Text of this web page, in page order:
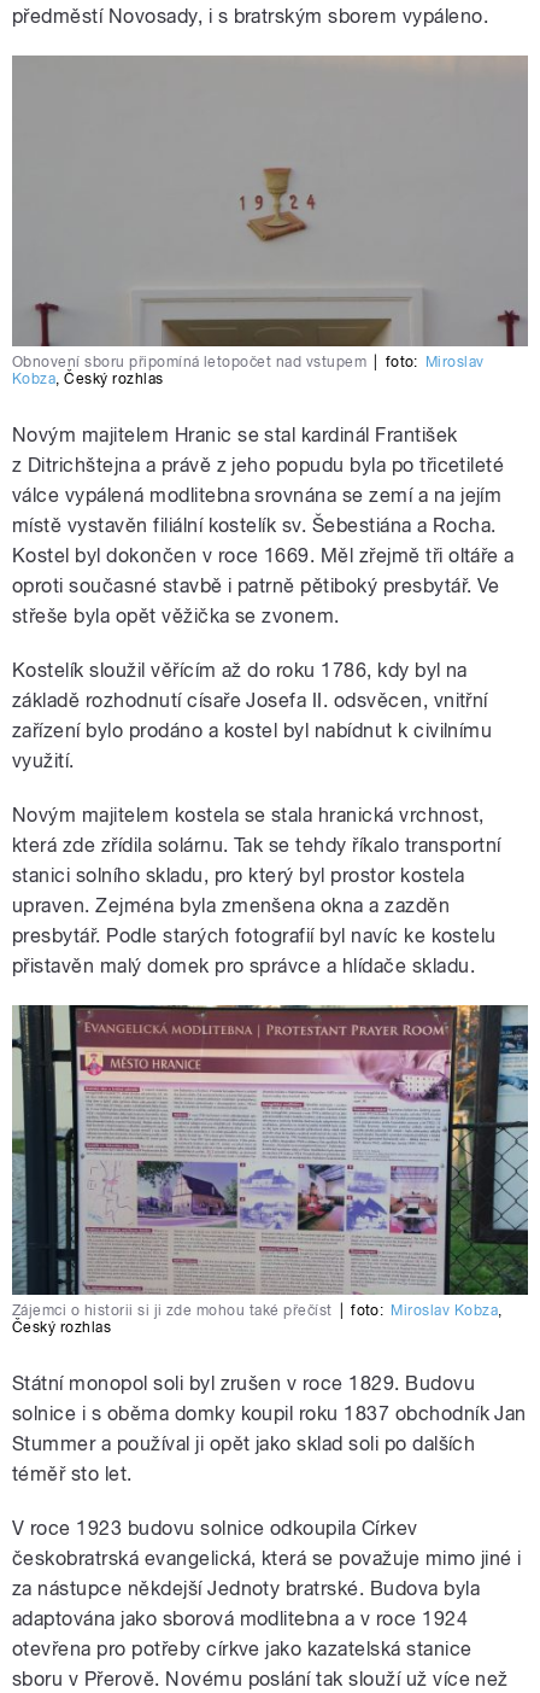
předměstí Novosady, i s bratrským sborem vypáleno.
Obnovení sboru připomíná letopočet nad vstupem foto: Miroslav
Kobza ,Český rozhlas
Novým majitelem Hranic se stal kardinál František
z Ditrichštejna a právě z jeho popudu byla po třicetileté
válce vypálená modlitebna srovnána se zemí a na jejím
místě vystavěn filiální kostelík sv. Šebestiána a Rocha.
Kostel byl dokončen v roce 1669. Měl zřejmě tři oltáře a
oproti současné stavbě i patrně pětiboký presbytář. Ve
střeše byla opět věžička se zvonem.
Kostelík sloužil věřícím až do roku 1786, kdy byl na
základě rozhodnutí císaře Josefa II. odsvěcen, vnitřní
zařízení bylo prodáno a kostel byl nabídnut k civilnímu
využití.
Novým majitelem kostela se stala hranická vrchnost,
která zde zřídila solárnu. Tak se tehdy říkalo transportní
stanici solního skladu, pro který byl prostor kostela
upraven. Zejména byla zmenšena okna a zazděn
presbytář. Podle starých fotografií byl navíc ke kostelu
přistavěn malý domek pro správce a hlídače skladu.
Zájemci o historii si ji zde mohou také přečíst foto: Miroslav Kobza,
Český rozhlas
Státní monopol soli byl zrušen v roce 1829. Budovu
solnice i s oběma domky koupil roku 1837 obchodník Jan
Stummer a používal ji opět jako sklad soli po dalších
téměř sto let.
V roce 1923 budovu solnice odkoupila Církev
českobratrská evangelická, která se považuje mimo jiné i
za nástupce někdejší Jednoty bratrské. Budova byla
adaptována jako sborová modlitebna a v roce 1924
otevřena pro potřeby církve jako kazatelská stanice
sboru v Přerově. Novému poslání tak slouží už více než